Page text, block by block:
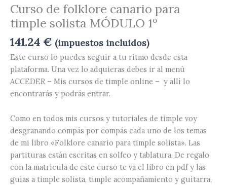
Curso de folklore canario para
timple solista MÓDULO 1º
141.24 € (impuestos incluidos)
Este curso lo puedes seguir a tu ritmo desde esta
plataforma. Una vez lo adquieras debes ir al menú
ACCEDER – Mis cursos de timple online – y allí lo
encontrarás y podrás entrar.
Como en todos mis cursos y tutoriales de timple voy
desgranando compás por compás cada uno de los temas
de mi libro «Folklore canario para timple solista». Las
partituras están escritas en solfeo y tablatura. De regalo
con la matrícula de este curso te va el libro en pdf y las
guías a timple solista, timple acompañamiento y guitarra,